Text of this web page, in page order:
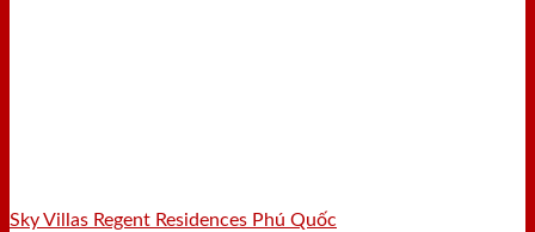
Sky Villas Regent Residences Phú Quốc